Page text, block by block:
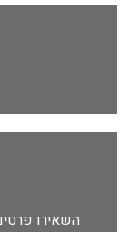
השאירו